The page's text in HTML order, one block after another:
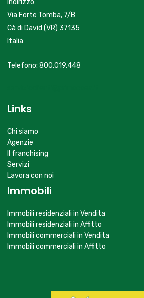
Indirizzo:
Via Forte Tomba, 7/B
Cà di David (VR) 37135
Italia
Telefono: 800.019.448
Links
Chi siamo
Agenzie
Il franchising
Servizi
Lavora con noi
Immobili
Immobili residenziali in Vendita
Immobili residenziali in Affitto
Immobili commerciali in Vendita
Immobili commerciali in Affitto